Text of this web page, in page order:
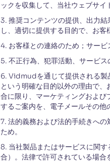
ックを収集して、当社ウェブサイ
3. 推奨コンテンツの提供、出力
し、適切に提供する目的で、お
4. お客様との連絡のため；サービ
5. 不正行為、犯罪活動、サービ
6. Vidmudを通じて提供される製
という明確な目的以外の理由で
合に限り、マーケティングおよ
するご案内を、電子メールその他
7. 法的義務および法的手続きへ
ため。
8. 当社製品またはサービスに関
合）。法律で許可されている場